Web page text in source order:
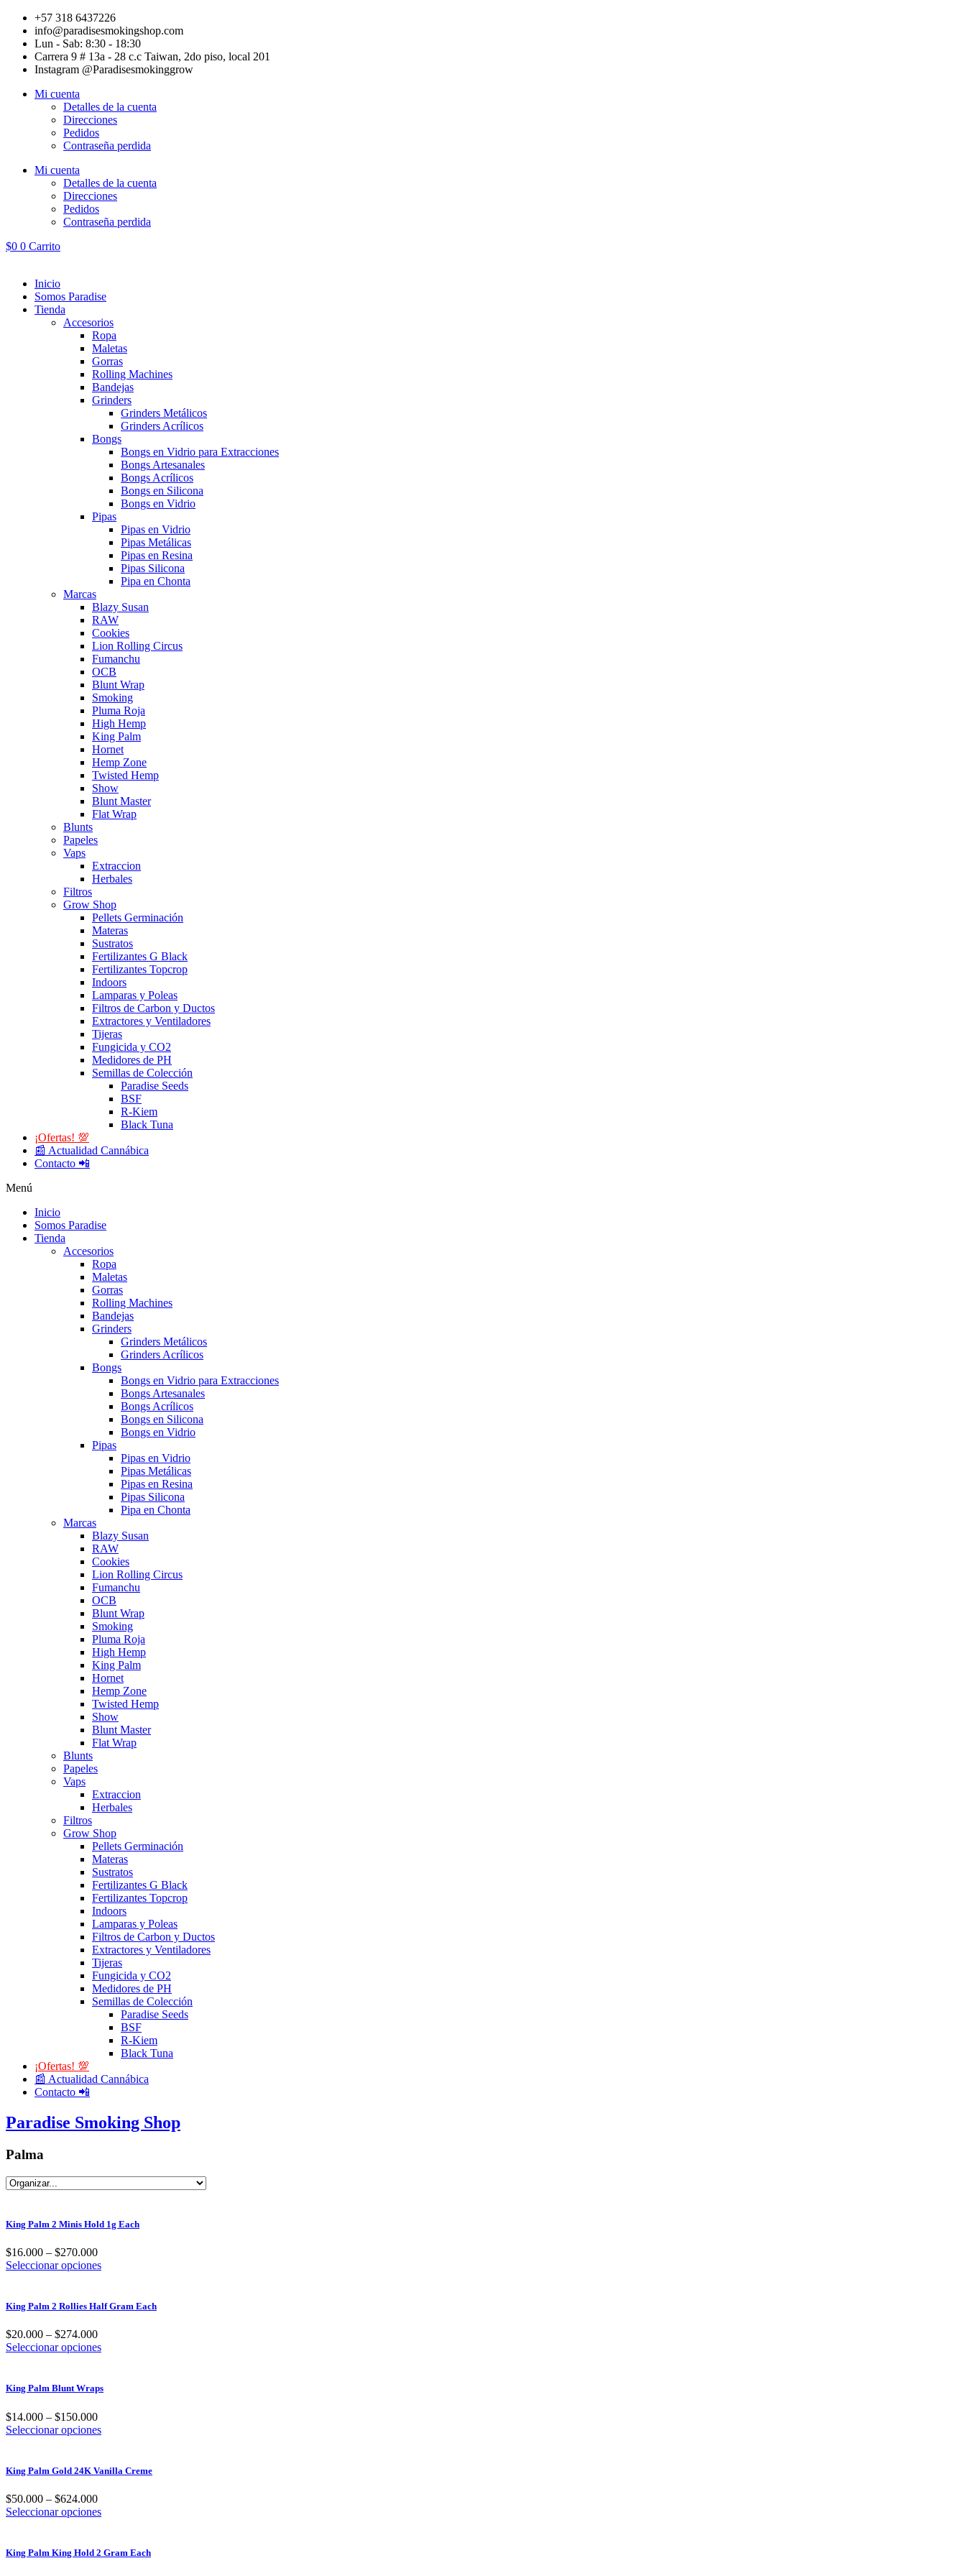
contenido
+57 318 6437226
info@paradisesmokingshop.com
Lun - Sab: 8:30 - 18:30
Carrera 9 # 13a - 28 c.c Taiwan, 2do piso, local 201
Instagram @Paradisesmokinggrow
Mi cuenta
Detalles de la cuenta
Direcciones
Pedidos
Contraseña perdida
Mi cuenta
Detalles de la cuenta
Direcciones
Pedidos
Contraseña perdida
$0 0 Carrito
Inicio
Somos Paradise
Tienda
Accesorios
Ropa
Maletas
Gorras
Rolling Machines
Bandejas
Grinders
Grinders Metálicos
Grinders Acrílicos
Bongs
Bongs en Vidrio para Extracciones
Bongs Artesanales
Bongs Acrílicos
Bongs en Silicona
Bongs en Vidrio
Pipas
Pipas en Vidrio
Pipas Metálicas
Pipas en Resina
Pipas Silicona
Pipa en Chonta
Marcas
Blazy Susan
RAW
Cookies
Lion Rolling Circus
Fumanchu
OCB
Blunt Wrap
Smoking
Pluma Roja
High Hemp
King Palm
Hornet
Hemp Zone
Twisted Hemp
Show
Blunt Master
Flat Wrap
Blunts
Papeles
Vaps
Extraccion
Herbales
Filtros
Grow Shop
Pellets Germinación
Materas
Sustratos
Fertilizantes G Black
Fertilizantes Topcrop
Indoors
Lamparas y Poleas
Filtros de Carbon y Ductos
Extractores y Ventiladores
Tijeras
Fungicida y CO2
Medidores de PH
Semillas de Colección
Paradise Seeds
BSF
R-Kiem
Black Tuna
¡Ofertas! 💯
📰 Actualidad Cannábica
Contacto 📲
Menú
Inicio
Somos Paradise
Tienda
Accesorios
Ropa
Maletas
Gorras
Rolling Machines
Bandejas
Grinders
Grinders Metálicos
Grinders Acrílicos
Bongs
Bongs en Vidrio para Extracciones
Bongs Artesanales
Bongs Acrílicos
Bongs en Silicona
Bongs en Vidrio
Pipas
Pipas en Vidrio
Pipas Metálicas
Pipas en Resina
Pipas Silicona
Pipa en Chonta
Marcas
Blazy Susan
RAW
Cookies
Lion Rolling Circus
Fumanchu
OCB
Blunt Wrap
Smoking
Pluma Roja
High Hemp
King Palm
Hornet
Hemp Zone
Twisted Hemp
Show
Blunt Master
Flat Wrap
Blunts
Papeles
Vaps
Extraccion
Herbales
Filtros
Grow Shop
Pellets Germinación
Materas
Sustratos
Fertilizantes G Black
Fertilizantes Topcrop
Indoors
Lamparas y Poleas
Filtros de Carbon y Ductos
Extractores y Ventiladores
Tijeras
Fungicida y CO2
Medidores de PH
Semillas de Colección
Paradise Seeds
BSF
R-Kiem
Black Tuna
¡Ofertas! 💯
📰 Actualidad Cannábica
Contacto 📲
Paradise Smoking Shop
Palma
King Palm 2 Minis Hold 1g Each
$16.000 – $270.000
Seleccionar opcionesEste
múltiples
se
en
de
King Palm 2 Rollies Half Gram Each
$20.000 – $274.000
Seleccionar opcionesEste
múltiples
se
en
de
King Palm Blunt Wraps
$14.000 – $150.000
Seleccionar opcionesEste
múltiples
se
en
King Palm Gold 24K Vanilla Creme
$50.000 – $624.000
Seleccionar opcionesEste
múltiples
King Palm King Hold 2 Gram Each